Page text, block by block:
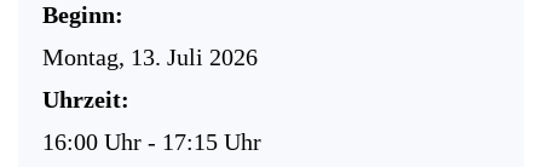
Beginn:
Montag, 13. Juli 2026
Uhrzeit:
16:00 Uhr - 17:15 Uhr